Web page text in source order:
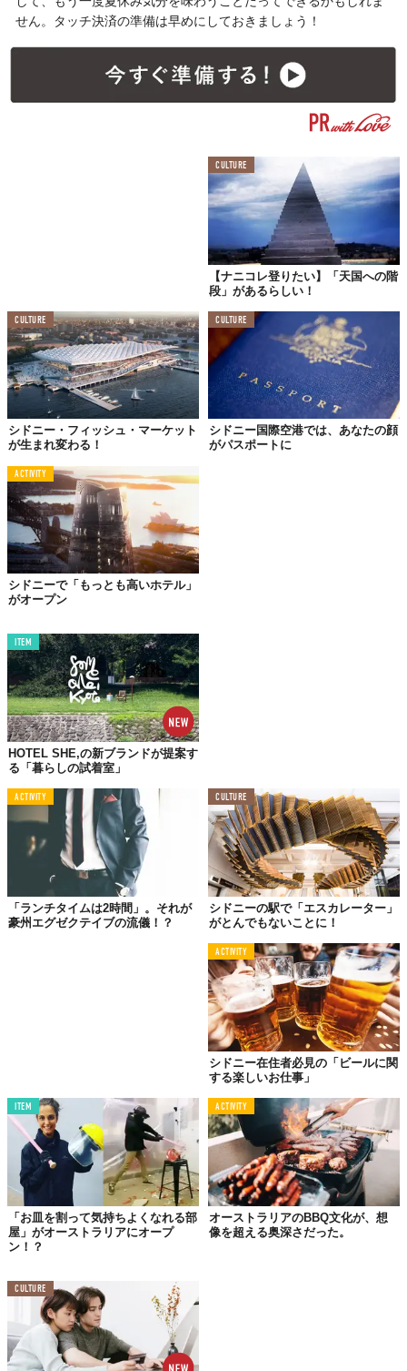
せん。タッチ決済の準備は早めにしておきましょう！
CULTURE
【ナニコレ登りたい】「天国への階
段」があるらしい！
CULTURE
シドニー・フィッシュ・マーケット
が生まれ変わる！
CULTURE
シドニー国際空港では、あなたの顔
がパスポートに
ACTIVITY
シドニーで「もっとも高いホテル」
がオープン
ITEM
HOTEL SHE,の新ブランドが提案す
る「暮らしの試着室」
ACTIVITY
「ランチタイムは2時間」。それが
豪州エグゼクテイブの流儀！？
CULTURE
シドニーの駅で「エスカレーター」
がとんでもないことに！
ACTIVITY
シドニー在住者必見の「ビールに関
する楽しいお仕事」
ITEM
「お皿を割って気持ちよくなれる部
屋」がオーストラリアにオープ
ン！？
ACTIVITY
オーストラリアのBBQ文化が、想
像を超える奥深さだった。
CULTURE